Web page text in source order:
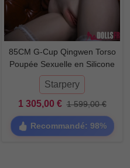
85CM G-Cup Qingwen Torso
Poupée Sexuelle en Silicone
Starpery
1 305,00 € 1 599,00 €
Recommandé: 98%